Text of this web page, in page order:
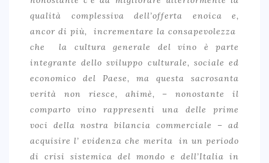
qualità complessiva dell’offerta enoica e,
ancor di più, incrementare la consapevolezza
che la cultura generale del vino è parte
integrante dello sviluppo culturale, sociale ed
economico del Paese, ma questa sacrosanta
verità non riesce, ahimè, – nonostante il
comparto vino rappresenti una delle prime
voci della nostra bilancia commerciale – ad
acquisire l’ evidenza che merita in un periodo
di crisi sistemica del mondo e dell’Italia in